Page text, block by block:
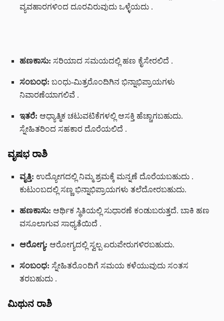
ವ್ಯವಹಾರಗಳಿಂದ ದೂರವಿರುವುದು ಒಳ್ಳೆಯದು .
ಹಣಕಾಸು: ಸರಿಯಾದ ಸಮಯದಲ್ಲಿ ಹಣ ಕೈಸೇರಲಿದೆ .
ಸಂಬಂಧ: ಬಂಧು-ಮಿತ್ರರೊಂದಿಗಿನ ಭಿನ್ನಾಭಿಪ್ರಾಯಗಳು
ನಿವಾರಣೆಯಾಗಲಿವೆ .
ಇತರೆ: ಆಧ್ಯಾತ್ಮಿಕ ಚಟುವಟಿಕೆಗಳಲ್ಲಿ ಆಸಕ್ತಿ ಹೆಚ್ಚಾಗಬಹುದು.
ಸ್ನೇಹಿತರಿಂದ ಸಹಕಾರ ದೊರೆಯಲಿದೆ .
ವೃಷಭ ರಾಶಿ
ವೃತ್ತಿ: ಉದ್ಯೋಗದಲ್ಲಿ ನಿಮ್ಮ ಶ್ರಮಕ್ಕೆ ಮನ್ನಣೆ ದೊರೆಯಬಹುದು .
ಕುಟುಂಬದಲ್ಲಿ ಸಣ್ಣ ಭಿನ್ನಾಭಿಪ್ರಾಯಗಳು ತಲೆದೋರಬಹುದು.
ಹಣಕಾಸು: ಆರ್ಥಿಕ ಸ್ಥಿತಿಯಲ್ಲಿ ಸುಧಾರಣೆ ಕಂಡುಬರುತ್ತದೆ. ಬಾಕಿ ಹಣ
ವಸೂಲಾಗುವ ಸಾಧ್ಯತೆಯಿದೆ .
ಆರೋಗ್ಯ: ಆರೋಗ್ಯದಲ್ಲಿ ಸ್ವಲ್ಪ ಏರುಪೇರುಗಳಿರಬಹುದು.
ಸಂಬಂಧ: ಸ್ನೇಹಿತರೊಂದಿಗೆ ಸಮಯ ಕಳೆಯುವುದು ಸಂತಸ
ತರಬಹುದು .
ಮಿಥುನ ರಾಶಿ